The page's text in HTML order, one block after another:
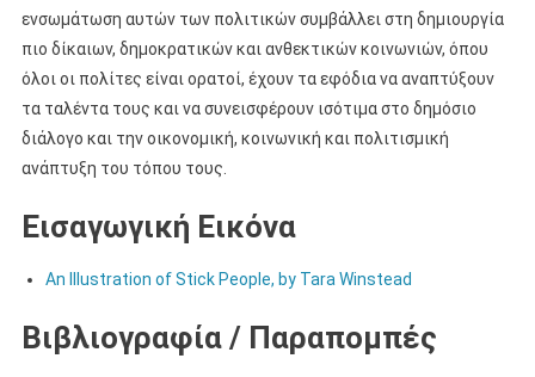
ενσωμάτωση αυτών των πολιτικών συμβάλλει στη δημιουργία
πιο δίκαιων, δημοκρατικών και ανθεκτικών κοινωνιών, όπου
όλοι οι πολίτες είναι ορατοί, έχουν τα εφόδια να αναπτύξουν
τα ταλέντα τους και να συνεισφέρουν ισότιμα στο δημόσιο
διάλογο και την οικονομική, κοινωνική και πολιτισμική
ανάπτυξη του τόπου τους.
Εισαγωγική Εικόνα
An Illustration of Stick People, by Tara Winstead
Βιβλιογραφία / Παραπομπές